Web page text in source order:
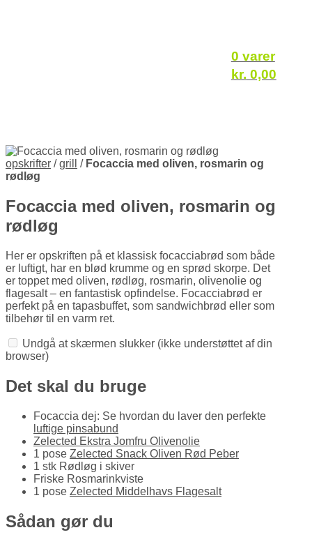
0 varer
kr. 0,00
opskrifter /grill / Focaccia med oliven, rosmarin og
rødløg
Focaccia med oliven, rosmarin og
rødløg
Her er opskriften på et klassisk focacciabrød som både
er luftigt, har en blød krumme og en sprød skorpe. Det
er toppet med oliven, rødløg, rosmarin, olivenolie og
flagesalt – en fantastisk opfindelse. Focacciabrød er
perfekt på en tapasbuffet, som sandwichbrød eller som
tilbehør til en varm ret.
Undgå at skærmen slukker (ikke understøttet af din
browser)
Det skal du bruge
Focaccia dej: Se hvordan du laver den perfekte
luftige pinsabund
Zelected Ekstra Jomfru Olivenolie
1 pose Zelected Snack Oliven Rød Peber
1 stk Rødløg i skiver
Friske Rosmarinkviste
1 pose Zelected Middelhavs Flagesalt
Sådan gør du